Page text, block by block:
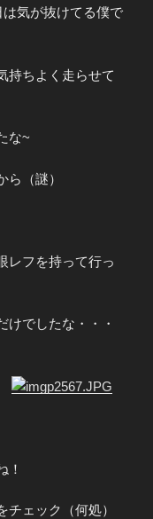
気が抜けてる僕で
持ちよく走らせて
な~
（謎）
レフを持って行っ
けでしたな・・・
！
ェック（何処）